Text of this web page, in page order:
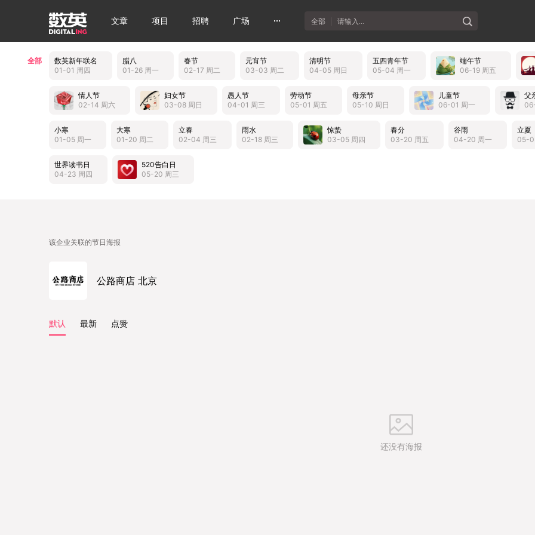
文章 项目 招聘 广场 全部 请输入...
全部
数英新年联名
01-01 周四
腊八
01-26 周一
春节
02-17 周二
元宵节
03-03 周二
清明节
04-05 周日
五四青年节
05-04 周一
端午节
06-19 周五
情人节
02-14 周六
妇女节
03-08 周日
愚人节
04-01 周三
劳动节
05-01 周五
母亲节
05-10 周日
儿童节
06-01 周一
父
小寒
01-05 周一
大寒
01-20 周二
立春
02-04 周三
雨水
02-18 周三
惊蛰
03-05 周四
春分
03-20 周五
谷雨
04-20 周一
立夏
05-
世界读书日
04-23 周四
520告白日
05-20 周三
该企业关联的节日海报
公路商店 北京
默认 最新 点赞
还没有海报